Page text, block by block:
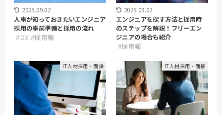
2025.09.02
人事が知っておきたいエンジニア
採用の事前準備と採用の流れ
#DX #採用難
2025.09.02
エンジニアを探す方法と採用時
のステップを解説！フリーエン
ジニアの場合も紹介
#採用難
IT人材採用・面接 IT人材採用・面接